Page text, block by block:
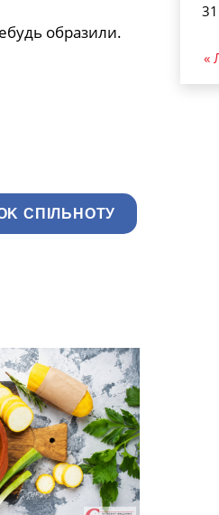
образили.
СПІЛЬНОТУ
31
«